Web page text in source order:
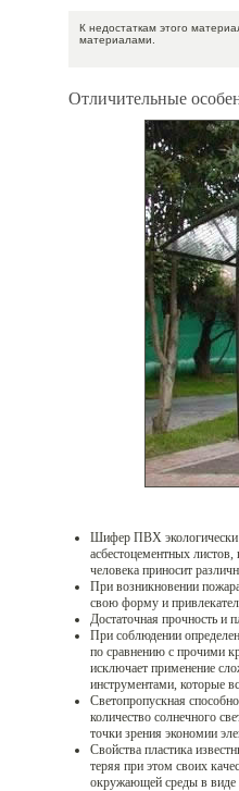
К недостаткам этого
материалами.
Отличительные
Шифер ПВХ экологически
асбестоцементных листов,
человека приносит
При возникновении
свою форму и
Достаточная прочность и
При соблюдении
по сравнению с прочими
исключает применение
инструментами, которые
Светопропускная
количество солнечного
точки зрения экономии
Свойства пластика
теряя при этом своих
окружающей среды в виде